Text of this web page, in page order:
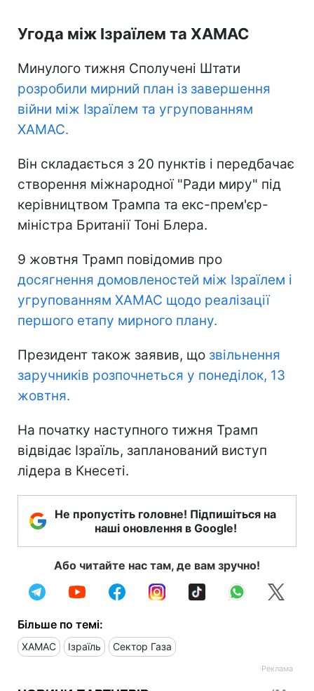
Угода між Ізраїлем та ХАМАС
Минулого тижня Сполучені Штати
розробили мирний план із завершення
війни між Ізраїлем та угрупованням
ХАМАС.
Він складається з 20 пунктів і передбачає
створення міжнародної "Ради миру" під
керівництвом Трампа та екс-прем'єр-
міністра Британії Тоні Блера.
9 жовтня Трамп повідомив про
досягнення домовленостей між Ізраїлем і
угрупованням ХАМАС щодо реалізації
першого етапу мирного плану.
Президент також заявив, що звільнення
заручників розпочнеться у понеділок, 13
жовтня.
На початку наступного тижня Трамп
відвідає Ізраїль, запланований виступ
лідера в Кнесеті.
Не пропустіть головне! Підпишіться на
наші оновлення в Google!
Або читайте нас там, де вам зручно!
Більше по темі:
ХАМАС Ізраїль Сектор Газа